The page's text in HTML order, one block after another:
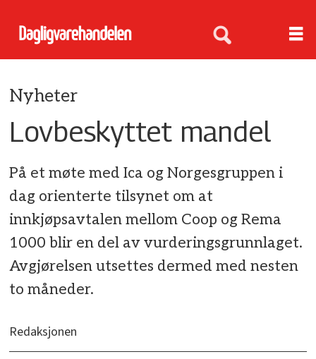
Nyheter
Lovbeskyttet mandel
På et møte med Ica og Norgesgruppen i
dag orienterte tilsynet om at
innkjøpsavtalen mellom Coop og Rema
1000 blir en del av vurderingsgrunnlaget.
Avgjørelsen utsettes dermed med nesten
to måneder.
Redaksjonen